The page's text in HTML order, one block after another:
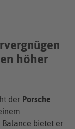
höher
der Porsche
bietet er